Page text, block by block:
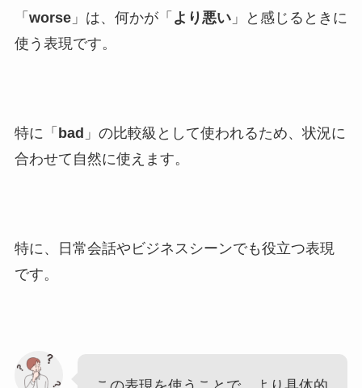
「 worse」は、何かが「 より悪い」と感じるときに
使う表現です。
特に「 bad 」の比較級として使われるため、状況に
合わせて自然に使えます。
特に、日常会話やビジネスシーンでも役立つ表現
です。